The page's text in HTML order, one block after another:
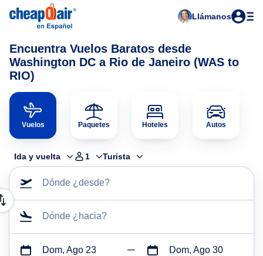
Llámanos
Encuentra Vuelos Baratos desde
Washington DC a Rio de Janeiro (WAS to
RIO)
Vuelos Paquetes Hoteles Autos
Ida y vuelta 1 Turista
Dónde ¿desde?
Dónde ¿hacia?
Dom, Ago 23 Dom, Ago 30